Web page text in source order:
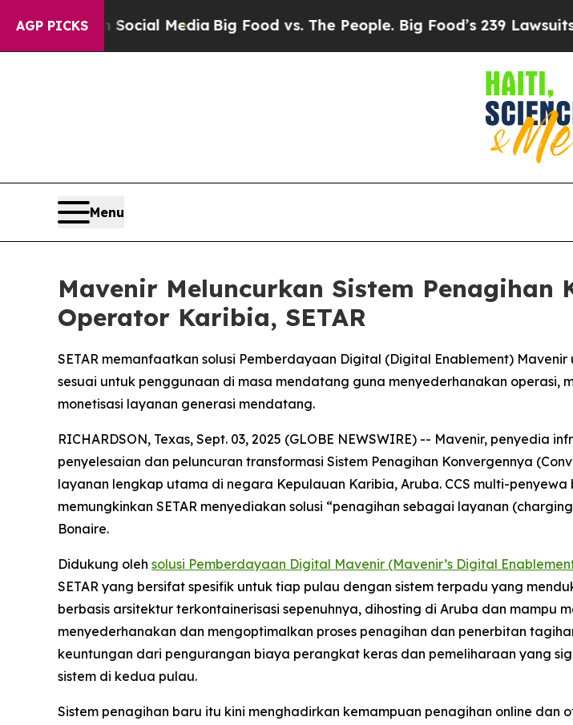
AGP PICKS
on Social MediaBig Food vs. The People. Big Food’s 239 Lawsuits
Menu
Mavenir Meluncurkan Sistem Penagihan
Operator Karibia, SETAR
SETAR memanfaatkan solusi Pemberdayaan Digital (Digital Enablement)
sesuai untuk penggunaan di masa mendatang guna menyederhanakan operasi,
monetisasi layanan generasi mendatang.
RICHARDSON, Texas, Sept. 03, 2025 (GLOBE NEWSWIRE) -- Mavenir,
penyelesaian dan peluncuran transformasi Sistem Penagihan Konvergennya
layanan lengkap utama di negara Kepulauan Karibia, Aruba. CCS multi-penyewa
memungkinkan SETAR menyediakan solusi “penagihan sebagai layanan
Bonaire.
Didukung oleh solusi Pemberdayaan Digital Mavenir (Mavenir’s Digital
SETAR yang bersifat spesifik untuk tiap pulau dengan sistem terpadu yang
berbasis arsitektur terkontainerisasi sepenuhnya, dihosting di Aruba dan mampu
menyederhanakan dan mengoptimalkan proses penagihan dan penerbitan
keuntungan dari pengurangan biaya perangkat keras dan pemeliharaan yang
sistem di kedua pulau.
Sistem penagihan baru itu kini menghadirkan kemampuan penagihan online